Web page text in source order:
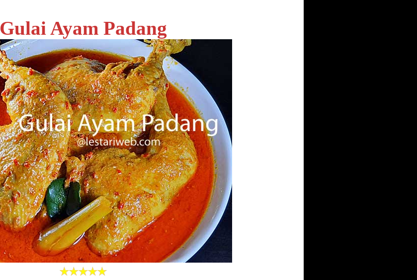
Gulai Ayam Padang